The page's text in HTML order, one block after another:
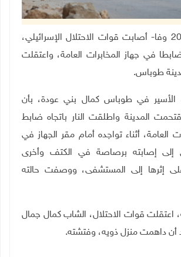
طوباس 1-4-2021 وفا- أصابت قوات الاحتلال الإسرائيلي،
في جهاز المخابرات العامة، واعتقلت
طوباس.
الأسير في طوباس كمال بني عودة، بأن
المدينة واطلقت النار باتجاه ضابط
العامة، أثناء تواجده أمام مقر الجهاز في
إلى إصابته برصاصة في الكتف وأخرى
إثرها إلى المستشفى، ووصفت حالته
اعتقلت قوات الاحتلال، الشاب كمال جمال
أن داهمت منزل ذويه، وفتشته.